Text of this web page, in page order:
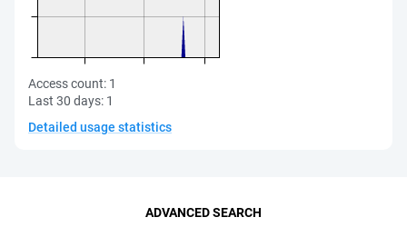
Access count: 1
Last 30 days: 1
Detailed usage statistics
ADVANCED SEARCH